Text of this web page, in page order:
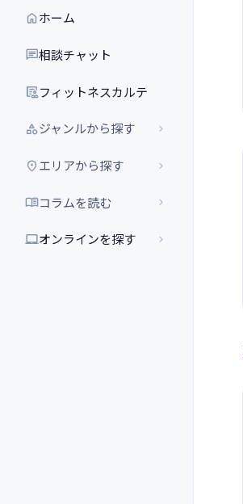
ホーム
相談チャット
フィットネスカルテ
ジャンルから探す 
エリアから探す 
コラムを読む 
オンラインを探す 